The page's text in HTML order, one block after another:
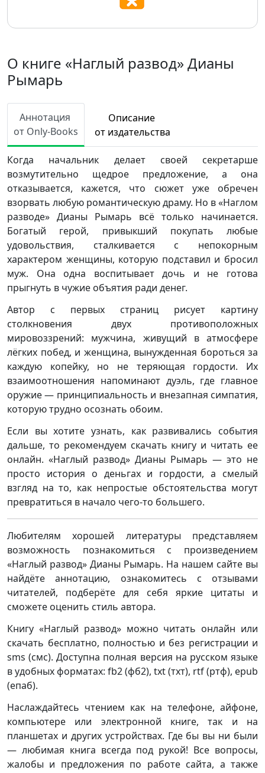
О книге «Наглый развод» Дианы
Рымарь
Аннотация
от Only-Books
Описание
от издательства
Когда начальник делает своей секретарше
возмутительно щедрое предложение, а она
отказывается, кажется, что сюжет уже обречен
взорвать любую романтическую драму. Но в «Наглом
разводе» Дианы Рымарь всё только начинается.
Богатый герой, привыкший покупать любые
удовольствия, сталкивается с непокорным
характером женщины, которую подставил и бросил
муж. Она одна воспитывает дочь и не готова
прыгнуть в чужие объятия ради денег.
Автор с первых страниц рисует картину
столкновения двух противоположных
мировоззрений: мужчина, живущий в атмосфере
лёгких побед, и женщина, вынужденная бороться за
каждую копейку, но не теряющая гордости. Их
взаимоотношения напоминают дуэль, где главное
оружие — принципиальность и внезапная симпатия,
которую трудно осознать обоим.
Если вы хотите узнать, как развивались события
дальше, то рекомендуем скачать книгу и читать ее
онлайн. «Наглый развод» Дианы Рымарь — это не
просто история о деньгах и гордости, а смелый
взгляд на то, как непростые обстоятельства могут
превратиться в начало чего-то большего.
Любителям хорошей литературы представляем
возможность познакомиться с произведением
«Наглый развод» Дианы Рымарь. На нашем сайте вы
найдёте аннотацию, ознакомитесь с отзывами
читателей, подберёте для себя яркие цитаты и
сможете оценить стиль автора.
Книгу «Наглый развод» можно читать онлайн или
скачать бесплатно, полностью и без регистрации и
sms (смс). Доступна полная версия на русском языке
в удобных форматах: fb2 (фб2), txt (тхт), rtf (ртф), epub
(епаб).
Наслаждайтесь чтением как на телефоне, айфоне,
компьютере или электронной книге, так и на
планшетах и других устройствах. Где бы вы ни были
— любимая книга всегда под рукой! Все вопросы,
жалобы и предложения по работе сайта, а также